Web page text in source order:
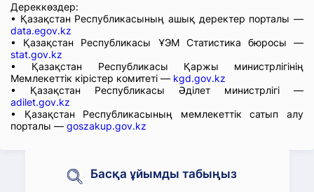
Дереккөздер:
• Қазақстан Республикасының ашық деректер порталы —
data.egov.kz
• Қазақстан Республикасы ҰЭМ Статистика бюросы —
stat.gov.kz
• Қазақстан Республикасы Қаржы министрлігінің
Мемлекеттік кірістер комитеті — kgd.gov.kz
• Қазақстан Республикасы Әділет министрлігі —
adilet.gov.kz
• Қазақстан Республикасының мемлекеттік сатып алу
порталы — goszakup.gov.kz
Басқа ұйымды табыңыз